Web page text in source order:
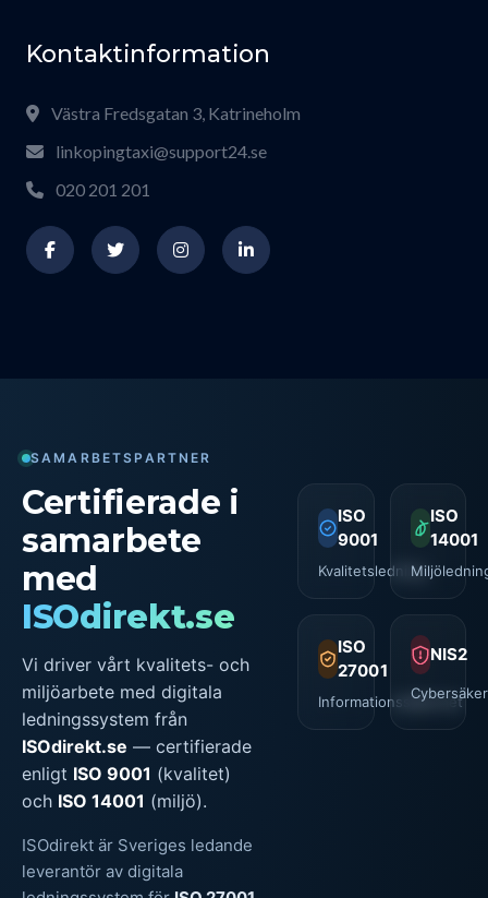
Kontaktinformation
Västra Fredsgatan 3, Katrineholm
linkopingtaxi@support24.se
020 201 201
SAMARBETSPARTNER
Certifierade i
samarbete
med
ISOdirekt.se
Vi driver vårt kvalitets- och
miljöarbete med digitala
ledningssystem från
ISOdirekt.se — certifierade
enligt ISO 9001 (kvalitet)
och ISO 14001 (miljö).
ISOdirekt är Sveriges ledande
leverantör av digitala
ISO
9001
Kvalitetsledning
ISO
14001
ISO
27001
Informationssäkerhet
NIS2